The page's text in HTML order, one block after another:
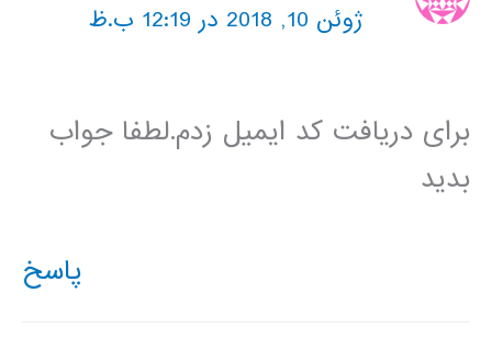
ژوئن 10, 2018 در 12:19 ب.ظ
برای دریافت کد ایمیل زدم.لطفا جواب
بدید
پاسخ